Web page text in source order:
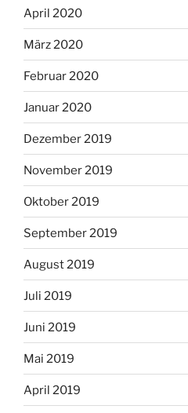
April 2020
März 2020
Februar 2020
Januar 2020
Dezember 2019
November 2019
Oktober 2019
September 2019
August 2019
Juli 2019
Juni 2019
Mai 2019
April 2019